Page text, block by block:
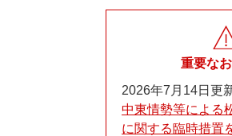
重要な
2026年7月14日更
中東情勢等による
に関する臨時措置